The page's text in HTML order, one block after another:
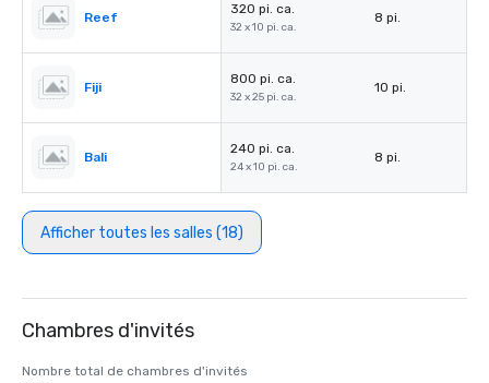
Reef
320 pi. ca.
32 x 10 pi. ca.
8 pi.
Fiji
800 pi. ca.
32 x 25 pi. ca.
10 pi.
Bali
240 pi. ca.
24 x 10 pi. ca.
8 pi.
Afficher toutes les salles (18)
Chambres d'invités
Nombre total de chambres d'invités